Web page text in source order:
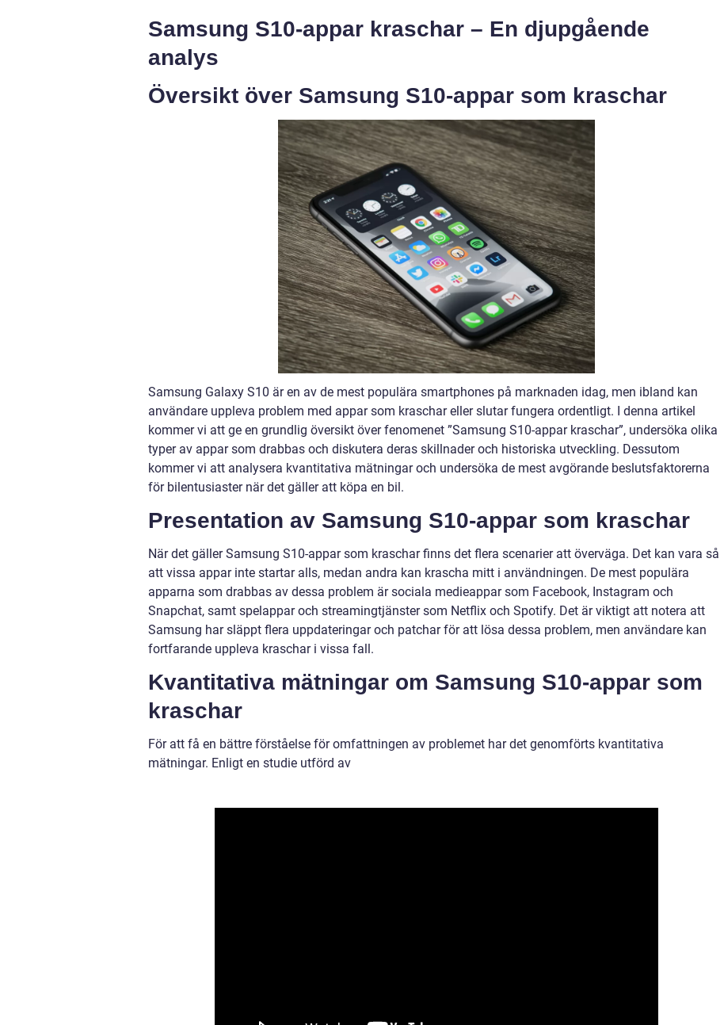
Samsung S10-appar kraschar – En djupgående
analys
Översikt över Samsung S10-appar som kraschar
Samsung Galaxy S10 är en av de mest populära smartphones på marknaden idag, men ibland kan
användare uppleva problem med appar som kraschar eller slutar fungera ordentligt. I denna artikel
kommer vi att ge en grundlig översikt över fenomenet ”Samsung S10-appar kraschar”, undersöka olika
typer av appar som drabbas och diskutera deras skillnader och historiska utveckling. Dessutom
kommer vi att analysera kvantitativa mätningar och undersöka de mest avgörande beslutsfaktorerna
för bilentusiaster när det gäller att köpa en bil.
Presentation av Samsung S10-appar som kraschar
När det gäller Samsung S10-appar som kraschar finns det flera scenarier att överväga. Det kan vara så
att vissa appar inte startar alls, medan andra kan krascha mitt i användningen. De mest populära
apparna som drabbas av dessa problem är sociala medieappar som Facebook, Instagram och
Snapchat, samt spelappar och streamingtjänster som Netflix och Spotify. Det är viktigt att notera att
Samsung har släppt flera uppdateringar och patchar för att lösa dessa problem, men användare kan
fortfarande uppleva kraschar i vissa fall.
Kvantitativa mätningar om Samsung S10-appar som
kraschar
För att få en bättre förståelse för omfattningen av problemet har det genomförts kvantitativa
mätningar. Enligt en studie utförd av